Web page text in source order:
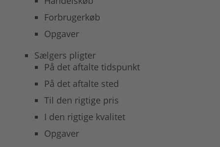
Forbrugerkøb
Opgaver
Sælgers pligter
På det aftalte tidspunkt
På det aftalte sted
Til den rigtige pris
I den rigtige kvalitet
Opgaver